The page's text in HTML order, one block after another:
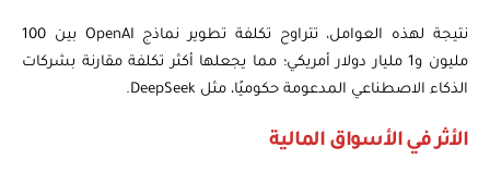
نتيجة لهذه العوامل، تتراوح تكلفة تطوير نماذج OpenAI بين 100
مليون و1 مليار دولار أمريكي؛ مما يجعلها أكثر تكلفة مقارنة بشركات
الذكاء الاصطناعي المدعومة حكوميًا، مثل DeepSeek.
الأثر في الأسواق المالية